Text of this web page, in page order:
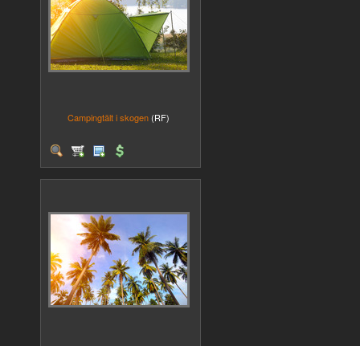
Campingtält i skogen (RF)